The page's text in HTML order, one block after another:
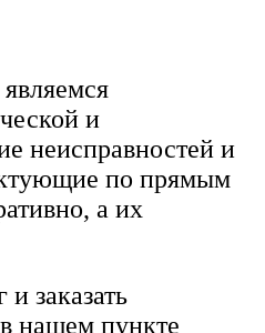
и
неисправностей и
по прямым
а их
заказать
нашем пункте